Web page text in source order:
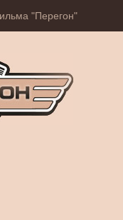
"Перегон"